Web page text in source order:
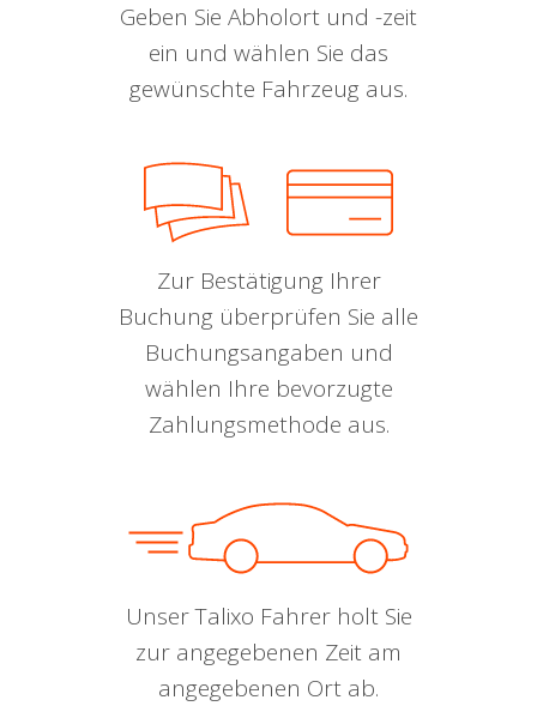
Geben Sie Abholort und -zeit
ein und wählen Sie das
gewünschte Fahrzeug aus.
Zur Bestätigung Ihrer
Buchung überprüfen Sie alle
Buchungsangaben und
wählen Ihre bevorzugte
Zahlungsmethode aus.
Unser Talixo Fahrer holt Sie
zur angegebenen Zeit am
angegebenen Ort ab.